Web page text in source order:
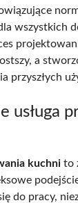
wszystkich
a
przyszłych
usługa
kuchni to
do pracy,